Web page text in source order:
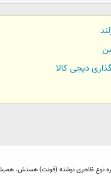
دیجی کالا
نوع ظاهری نوشته (فونت) هستش،